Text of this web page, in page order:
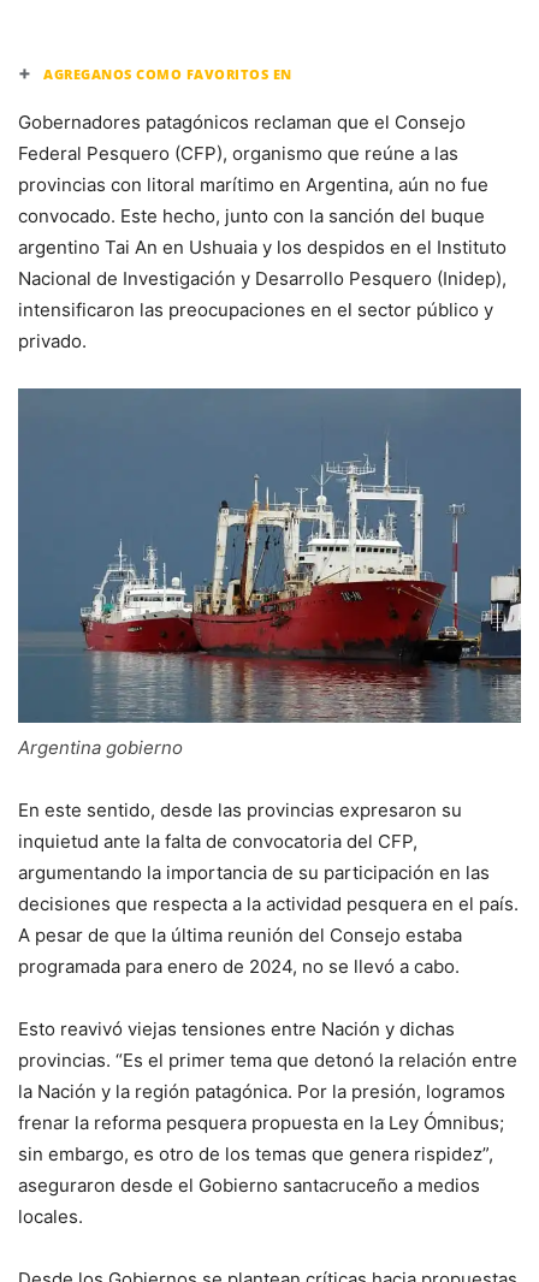
+ AGREGANOS COMO FAVORITOS EN
Gobernadores patagónicos reclaman que el Consejo
Federal Pesquero (CFP), organismo que reúne a las
provincias con litoral marítimo en Argentina, aún no fue
convocado. Este hecho, junto con la sanción del buque
argentino Tai An en Ushuaia y los despidos en el Instituto
Nacional de Investigación y Desarrollo Pesquero (Inidep),
intensificaron las preocupaciones en el sector público y
privado.
Argentina gobierno
En este sentido, desde las provincias expresaron su
inquietud ante la falta de convocatoria del CFP,
argumentando la importancia de su participación en las
decisiones que respecta a la actividad pesquera en el país.
A pesar de que la última reunión del Consejo estaba
programada para enero de 2024, no se llevó a cabo.
Esto reavivó viejas tensiones entre Nación y dichas
provincias. “Es el primer tema que detonó la relación entre
la Nación y la región patagónica. Por la presión, logramos
frenar la reforma pesquera propuesta en la Ley Ómnibus;
sin embargo, es otro de los temas que genera rispidez”,
aseguraron desde el Gobierno santacruceño a medios
locales.